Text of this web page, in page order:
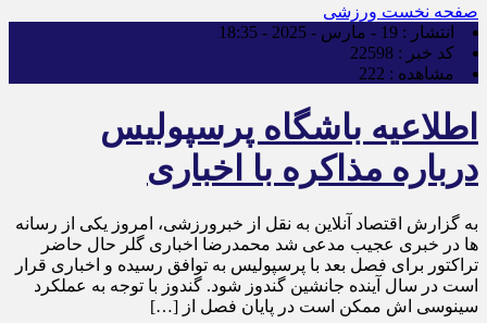
صفحه نخست ورزشی
انتشار : 19 - مارس - 2025 - 18:35
کد خبر : 22598
مشاهده : 222
اطلاعیه باشگاه پرسپولیس
درباره مذاکره با اخباری
به گزارش اقتصاد آنلاین به نقل از خبرورزشی، امروز یکی از رسانه
ها در خبری عجیب مدعی شد محمدرضا اخباری گلر حال حاضر
تراکتور برای فصل بعد با پرسپولیس به توافق رسیده و اخباری قرار
است در سال آینده جانشین گندوز شود. گندوز با توجه به عملکرد
سینوسی اش ممکن است در پایان فصل از […]